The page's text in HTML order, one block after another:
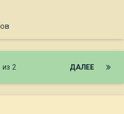
ДАЛЕЕ
из 2